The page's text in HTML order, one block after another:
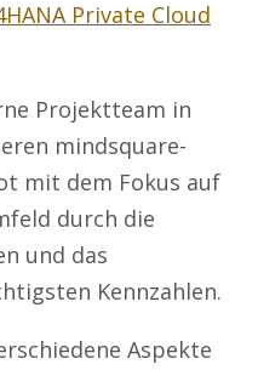
Private Cloud
Projektteam in
mindsquare-
mit dem Fokus auf
durch die
und das
Kennzahlen.
Aspekte